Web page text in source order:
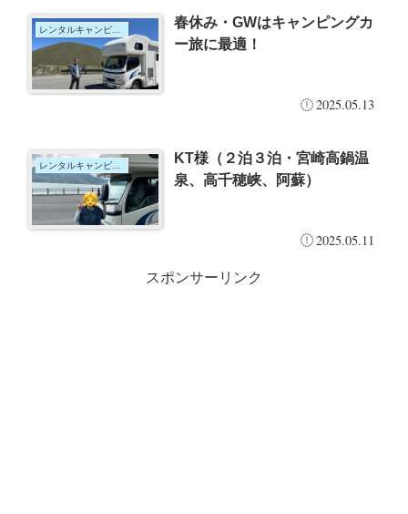
レンタルキャンピングカー
春休み・GWはキャンピングカ
ー旅に最適！
2025.05.13
レンタルキャンピングカー
KT様（２泊３泊・宮崎高鍋温
泉、高千穂峡、阿蘇）
2025.05.11
スポンサーリンク